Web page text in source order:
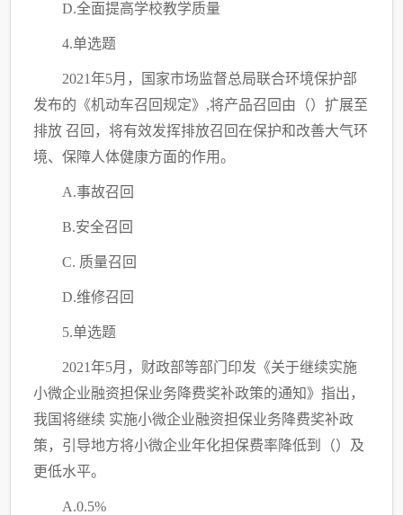
D.全面提高学校教学质量
4.单选题
2021年5月，国家市场监督总局联合环境保护部
发布的《机动车召回规定》,将产品召回由 （）扩展至
排放 召回，将有效发挥排放召回在保护和改善大气环
境、保障人体健康方面的作用。
A.事故召回
B.安全召回
C. 质量召回
D.维修召回
5.单选题
2021年5月，财政部等部门印发《关于继续实施
小微企业融资担保业务降费奖补政策的通知》指出，
我国将继续 实施小微企业融资担保业务降费奖补政
策，引导地方将小微企业年化担保费率降低到
（）
及
更低水平。
A.0.5%